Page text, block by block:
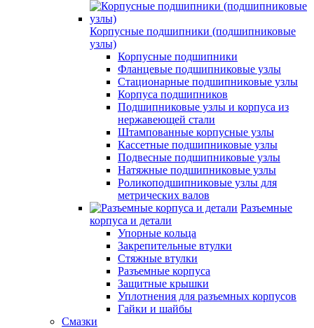
Корпусные подшипники (подшипниковые
узлы)
Корпусные подшипники
Фланцевые подшипниковые узлы
Стационарные подшипниковые узлы
Корпуса подшипников
Подшипниковые узлы и корпуса из
нержавеющей стали
Штампованные корпусные узлы
Кассетные подшипниковые узлы
Подвесные подшипниковые узлы
Натяжные подшипниковые узлы
Роликоподшипниковые узлы для
метрических валов
Разъемные
корпуса и детали
Упорные кольца
Закрепительные втулки
Стяжные втулки
Разъемные корпуса
Защитные крышки
Уплотнения для разъемных корпусов
Гайки и шайбы
Смазки